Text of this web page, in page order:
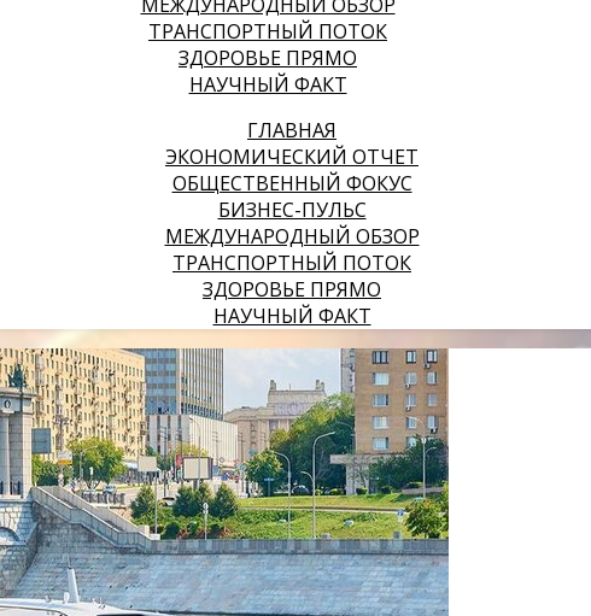
ТРАНСПОРТНЫЙ ПОТОК
ЗДОРОВЬЕ ПРЯМО
НАУЧНЫЙ ФАКТ
ГЛАВНАЯ
ЭКОНОМИЧЕСКИЙ ОТЧЕТ
ОБЩЕСТВЕННЫЙ ФОКУС
БИЗНЕС-ПУЛЬС
МЕЖДУНАРОДНЫЙ ОБЗОР
ТРАНСПОРТНЫЙ ПОТОК
ЗДОРОВЬЕ ПРЯМО
НАУЧНЫЙ ФАКТ